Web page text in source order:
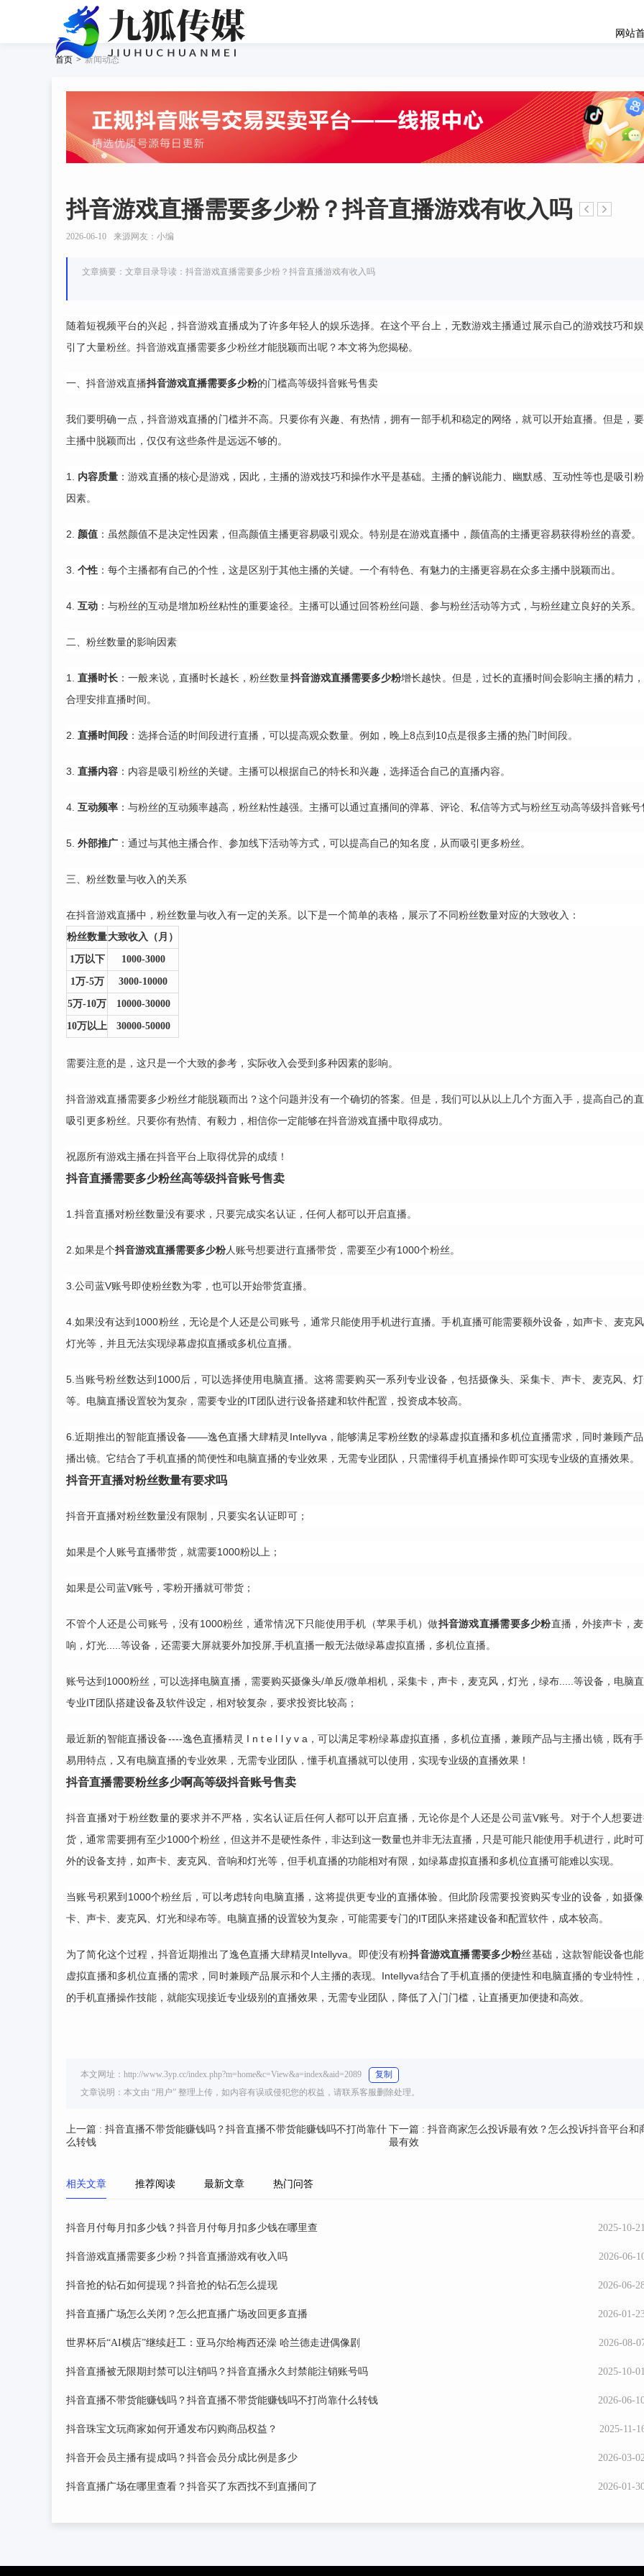
网站
首页 > 新闻动态
抖音游戏直播需要多少粉？抖音直播游戏有收入吗
2026-06-10 来源网友：小编
文章摘要：文章目录导读：抖音游戏直播需要多少粉？抖音直播游戏有收入吗
随着短视频平台的兴起，抖音游戏直播成为了许多年轻人的娱乐选择。在这个平台上，无数游戏主播通过展示自己的游戏技巧和
引了大量粉丝。抖音游戏直播需要多少粉丝才能脱颖而出呢？本文将为您揭秘。
一、抖音游戏直播抖音游戏直播需要多少粉的门槛高等级抖音账号售卖
我们要明确一点，抖音游戏直播的门槛并不高。只要你有兴趣、有热情，拥有一部手机和稳定的网络，就可以开始直播。但是，
主播中脱颖而出，仅仅有这些条件是远远不够的。
1. 内容质量 ：游戏直播的核心是游戏，因此，主播的游戏技巧和操作水平是基础。主播的解说能力、幽默感、互动性等也是吸引
因素。
2. 颜值 ：虽然颜值不是决定性因素，但高颜值主播更容易吸引观众。特别是在游戏直播中，颜值高的主播更容易获得粉丝的喜爱。
3. 个性 ：每个主播都有自己的个性，这是区别于其他主播的关键。一个有特色、有魅力的主播更容易在众多主播中脱颖而出。
4. 互动 ：与粉丝的互动是增加粉丝粘性的重要途径。主播可以通过回答粉丝问题、参与粉丝活动等方式，与粉丝建立良好的关系。
二、粉丝数量的影响因素
1.直播时长 ：一般来说，直播时长越长，粉丝数量抖音游戏直播需要多少粉增长越快。但是，过长的直播时间会影响主播的精力
合理安排直播时间。
2. 直播时间段 ：选择合适的时间段进行直播，可以提高观众数量。例如，晚上8点到10点是很多主播的热门时间段。
3. 直播内容 ：内容是吸引粉丝的关键。主播可以根据自己的特长和兴趣，选择适合自己的直播内容。
4. 互动频率 ：与粉丝的互动频率越高，粉丝粘性越强。主播可以通过直播间的弹幕、评论、私信等方式与粉丝互动高等级抖音账号
5. 外部推广 ：通过与其他主播合作、参加线下活动等方式，可以提高自己的知名度，从而吸引更多粉丝。
三、粉丝数量与收入的关系
在抖音游戏直播中，粉丝数量与收入有一定的关系。以下是一个简单的表格，展示了不同粉丝数量对应的大致收入：
粉丝数量大致收入（月）
1万以下 1000-3000
1万-5万 3000-10000
5万-10万 10000-30000
10万以上 30000-50000
需要注意的是，这只是一个大致的参考，实际收入会受到多种因素的影响。
抖音游戏直播需要多少粉丝才能脱颖而出？这个问题并没有一个确切的答案。但是，我们可以从以上几个方面入手，提高自己的
吸引更多粉丝。只要你有热情、有毅力，相信你一定能够在抖音游戏直播中取得成功。
祝愿所有游戏主播在抖音平台上取得优异的成绩！
抖音直播需要多少粉丝高等级抖音账号售卖
1.抖音直播对粉丝数量没有要求，只要完成实名认证，任何人都可以开启直播。
2.如果是个抖音游戏直播需要多少粉人账号想要进行直播带货，需要至少有1000个粉丝。
3.公司蓝V账号即使粉丝数为零，也可以开始带货直播。
4.如果没有达到1000粉丝，无论是个人还是公司账号，通常只能使用手机进行直播。手机直播可能需要额外设备，如声卡、麦克
灯光等，并且无法实现绿幕虚拟直播或多机位直播。
5.当账号粉丝数达到1000后，可以选择使用电脑直播。这将需要购买一系列专业设备，包括摄像头、采集卡、声卡、麦克风、
等。电脑直播设置较为复杂，需要专业的IT团队进行设备搭建和软件配置，投资成本较高。
6.近期推出的智能直播设备——逸色直播大肆精灵Intellyva，能够满足零粉丝数的绿幕虚拟直播和多机位直播需求，同时兼顾产
播出镜。它结合了手机直播的简便性和电脑直播的专业效果，无需专业团队，只需懂得手机直播操作即可实现专业级的直播效果。
抖音开直播对粉丝数量有要求吗
抖音开直播对粉丝数量没有限制，只要实名认证即可；
如果是个人账号直播带货，就需要1000粉以上；
如果是公司蓝V账号，零粉开播就可带货；
不管个人还是公司账号，没有1000粉丝，通常情况下只能使用手机（苹果手机）做抖音游戏直播需要多少粉直播，外接声卡，
响，灯光.....等设备，还需要大屏就要外加投屏,手机直播一般无法做绿幕虚拟直播，多机位直播。
账号达到1000粉丝，可以选择电脑直播，需要购买摄像头/单反/微单相机，采集卡，声卡，麦克风，灯光，绿布.....等设备，电脑
专业IT团队搭建设备及软件设定，相对较复杂，要求投资比较高；
最近新的智能直播设备----逸色直播精灵 I n t e l l y v a，可以满足零粉绿幕虚拟直播，多机位直播，兼顾产品与主播出镜，既有
易用特点，又有电脑直播的专业效果，无需专业团队，懂手机直播就可以使用，实现专业级的直播效果！
抖音直播需要粉丝多少啊高等级抖音账号售卖
抖音直播对于粉丝数量的要求并不严格，实名认证后任何人都可以开启直播，无论你是个人还是公司蓝V账号。对于个人想要
货，通常需要拥有至少1000个粉丝，但这并不是硬性条件，非达到这一数量也并非无法直播，只是可能只能使用手机进行，此时
外的设备支持，如声卡、麦克风、音响和灯光等，但手机直播的功能相对有限，如绿幕虚拟直播和多机位直播可能难以实现。
当账号积累到1000个粉丝后，可以考虑转向电脑直播，这将提供更专业的直播体验。但此阶段需要投资购买专业的设备，如摄
卡、声卡、麦克风、灯光和绿布等。电脑直播的设置较为复杂，可能需要专门的IT团队来搭建设备和配置软件，成本较高。
为了简化这个过程，抖音近期推出了逸色直播大肆精灵Intellyva。即使没有粉抖音游戏直播需要多少粉丝基础，这款智能设备也
虚拟直播和多机位直播的需求，同时兼顾产品展示和个人主播的表现。Intellyva结合了手机直播的便捷性和电脑直播的专业特性
的手机直播操作技能，就能实现接近专业级别的直播效果，无需专业团队，降低了入门门槛，让直播更加便捷和高效。
本文网址：http://www.3yp.cc/index.php?m=home&c=View&a=index&aid=2089
复制
文章说明：本文由 “用户” 整理上传，如内容有误或侵犯您的权益，请联系客服删除处理。
上一篇 : 抖音直播不带货能赚钱吗？抖音直播不带货能赚钱吗不打尚靠什
么转钱
下一篇 : 抖音商家怎么投诉最有效？怎么投诉抖音平台和
最有效
相关文章 推荐阅读 最新文章 热门问答
抖音月付每月扣多少钱？抖音月付每月扣多少钱在哪里查 2025-10-
抖音游戏直播需要多少粉？抖音直播游戏有收入吗 2026-06-
抖音抢的钻石如何提现？抖音抢的钻石怎么提现 2026-06-
抖音直播广场怎么关闭？怎么把直播广场改回更多直播 2026-01-
世界杯后“AI横店”继续赶工：亚马尔给梅西还澡 哈兰德走进偶像剧 2026-08-
抖音直播被无限期封禁可以注销吗？抖音直播永久封禁能注销账号吗 2025-10-
抖音直播不带货能赚钱吗？抖音直播不带货能赚钱吗不打尚靠什么转钱 2026-06-
抖音珠宝文玩商家如何开通发布闪购商品权益？ 2025-11-
抖音开会员主播有提成吗？抖音会员分成比例是多少 2026-03-
抖音直播广场在哪里查看？抖音买了东西找不到直播间了 2026-01-